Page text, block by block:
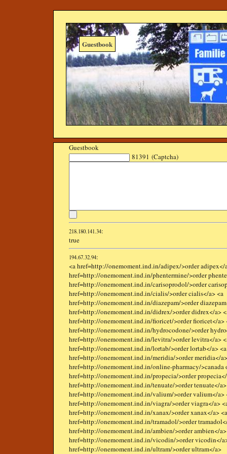
Guestbook
Guestbook
81391 (Captcha)
218.180.141.34:
true
194.67.32.94:
<a href=http://onemoment.ind.in/adipex/>order adipex</
href=http://onemoment.ind.in/phentermine/>order
href=http://onemoment.ind.in/carisoprodol/>order
href=http://onemoment.ind.in/cialis/>order cialis</a> <a
href=http://onemoment.ind.in/diazepam/>order
href=http://onemoment.ind.in/didrex/>order didrex</a>
href=http://onemoment.ind.in/fioricet/>order fioricet</a>
href=http://onemoment.ind.in/hydrocodone/>order
href=http://onemoment.ind.in/levitra/>order levitra</a>
href=http://onemoment.ind.in/lortab/>order lortab</a> <a
href=http://onemoment.ind.in/meridia/>order meridia</
href=http://onemoment.ind.in/online-pharmacy/>canada
href=http://onemoment.ind.in/propecia/>order
href=http://onemoment.ind.in/tenuate/>order tenuate</
href=http://onemoment.ind.in/valium/>order valium</a>
href=http://onemoment.ind.in/viagra/>order viagra</a>
href=http://onemoment.ind.in/xanax/>order xanax</a> <a
href=http://onemoment.ind.in/tramadol/>order
href=http://onemoment.ind.in/ambien/>order ambien</
href=http://onemoment.ind.in/vicodin/>order vicodin</
href=http://onemoment.ind.in/ultram/>order ultram</a>